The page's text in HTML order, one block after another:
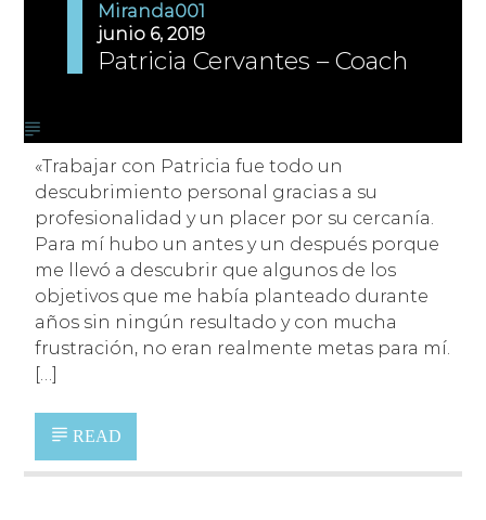
Miranda001
junio 6, 2019
Patricia Cervantes – Coach
«Trabajar con Patricia fue todo un
descubrimiento personal gracias a su
profesionalidad y un placer por su cercanía.
Para mí hubo un antes y un después porque
me llevó a descubrir que algunos de los
objetivos que me había planteado durante
años sin ningún resultado y con mucha
frustración, no eran realmente metas para mí.
[…]
READ